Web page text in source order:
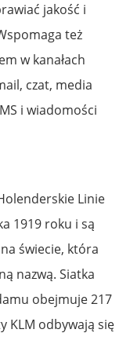
jakość i
też
w kanałach
czat, media
i wiadomości
Linie
1919 roku i są
świecie, która
nazwą. Siatka
obejmuje 217
KLM odbywają się